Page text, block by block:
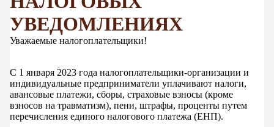
УВЕДОМЛЕНИЯХ
Уважаемые налогоплательщики!
С 1 января 2023 года налогоплательщики-организации и
индивидуальные предприниматели уплачивают налоги,
авансовые платежи, сборы, страховые взносы (кроме
взносов на травматизм), пени, штрафы, проценты путем
перечисления единого налогового платежа (ЕНП).